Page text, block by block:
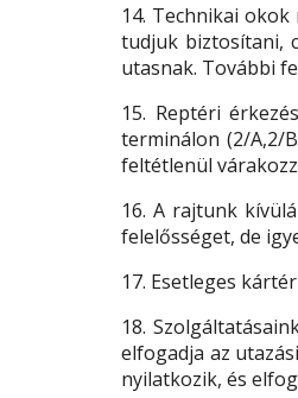
14. Technikai
tudjuk biztosítani,
utasnak. További
15. Reptéri
terminálon (2/A,2/
feltétlenül
16. A rajtunk
felelősséget, de
17. Esetleges
18.
elfogadja az
nyilatkozik, és